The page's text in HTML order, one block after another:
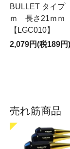
BULLET タイ
ｍ 長さ21ｍｍ
【LGC010】
2,079円(税189円)
売れ筋商品